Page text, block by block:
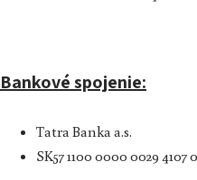
Bankové spojenie:
Tatra Banka a.s.
SK57 1100 0000 0029 4107